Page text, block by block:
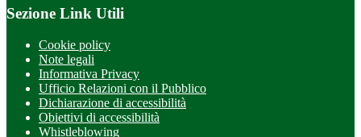
Sezione Link Utili
Cookie policy
Note legali
Informativa Privacy
Ufficio Relazioni con il Pubblico
Dichiarazione di accessibilità
Obiettivi di accessibilità
Whistleblowing